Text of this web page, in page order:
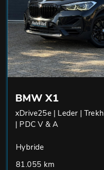
BMW X1
xDrive25e | Leder |
| PDC V & A
Hybride
81.055 km